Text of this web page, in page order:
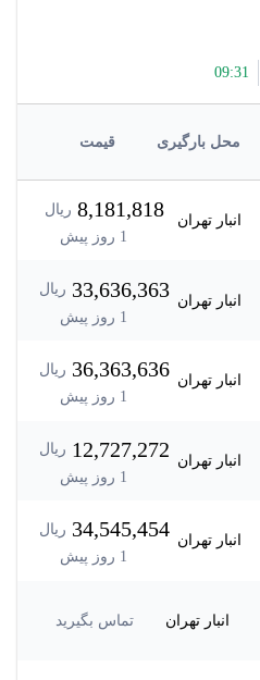
09:31
محل بارگیری قیمت
انبار تهران 8,181,818 ریال
1 روز پیش
انبار تهران 33,636,363 ریال
1 روز پیش
انبار تهران 36,363,636 ریال
1 روز پیش
انبار تهران 12,727,272 ریال
1 روز پیش
انبار تهران 34,545,454 ریال
1 روز پیش
انبار تهران تماس بگیرید